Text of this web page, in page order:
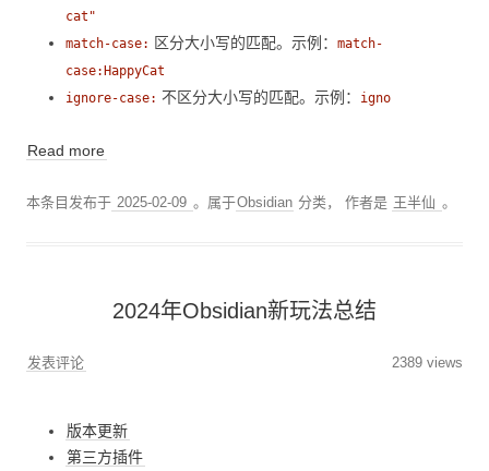
cat"
match-case: 区分大小写的匹配。示例： match-
case:HappyCat
ignore-case: 不区分大小写的匹配。示例： igno
Read more
本条目发布于 2025-02-09 。属于Obsidian 分类，作者是 王半仙 。
2024年Obsidian新玩法总结
发表评论 2389 views
版本更新
第三方插件